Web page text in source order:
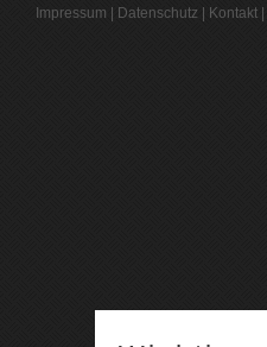
Impressum Datenschutz Kontakt